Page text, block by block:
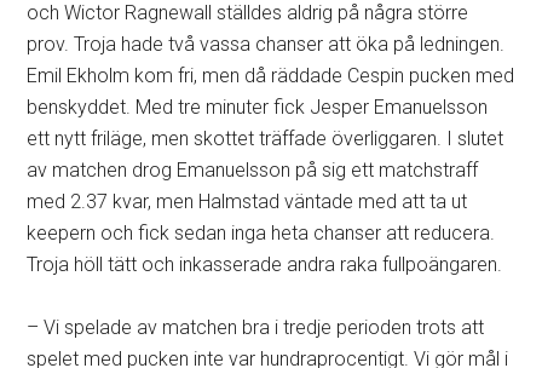
och Wictor Ragnewall ställdes aldrig på några större
prov. Troja hade två vassa chanser att öka på ledningen.
Emil Ekholm kom fri, men då räddade Cespin pucken med
benskyddet. Med tre minuter fick Jesper Emanuelsson
ett nytt friläge, men skottet träffade överliggaren. I slutet
av matchen drog Emanuelsson på sig ett matchstraff
med 2.37 kvar, men Halmstad väntade med att ta ut
keepern och fick sedan inga heta chanser att reducera.
Troja höll tätt och inkasserade andra raka fullpoängaren.
– Vi spelade av matchen bra i tredje perioden trots att
spelet med pucken inte var hundraprocentigt. Vi gör mål i